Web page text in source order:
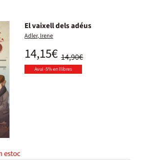
El vaixell dels adéus
Adler, Irene
14,90€
14,15€
Avui -5% en llibres
estoc